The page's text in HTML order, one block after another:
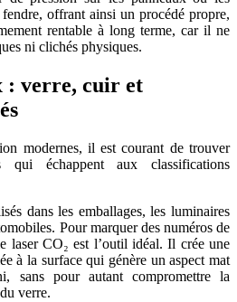
offrant ainsi un procédé propre,
rentable à long terme, car il ne
ni clichés physiques.
: verre, cuir et
modernes, il est courant de trouver
qui échappent aux classifications
dans les emballages, les luminaires
Pour marquer des numéros de
laser CO₂ est l’outil idéal. Il crée une
à la surface qui génère un aspect mat
sans pour autant compromettre la
verre.